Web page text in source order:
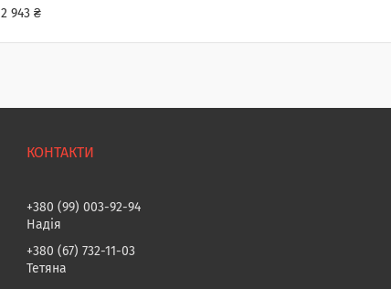
2 943 ₴
+380 (99) 003-92-94
Надія
+380 (67) 732-11-03
Тетяна